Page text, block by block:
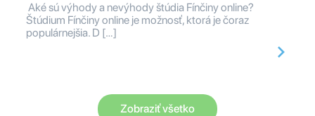
Aké sú výhody a nevýhody štúdia Fínčiny online?
Štúdium Fínčiny online je možnosť, ktorá je čoraz
populárnejšia. D […]
Zobraziť všetko